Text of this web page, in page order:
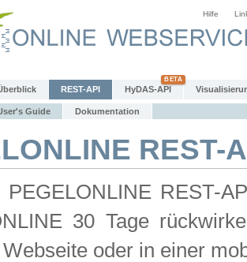
Hilfe
REST-API HyDAS-API
Guide Dokumentation
REST-
PEGELONLINE REST-
30 Tage
oder in einer